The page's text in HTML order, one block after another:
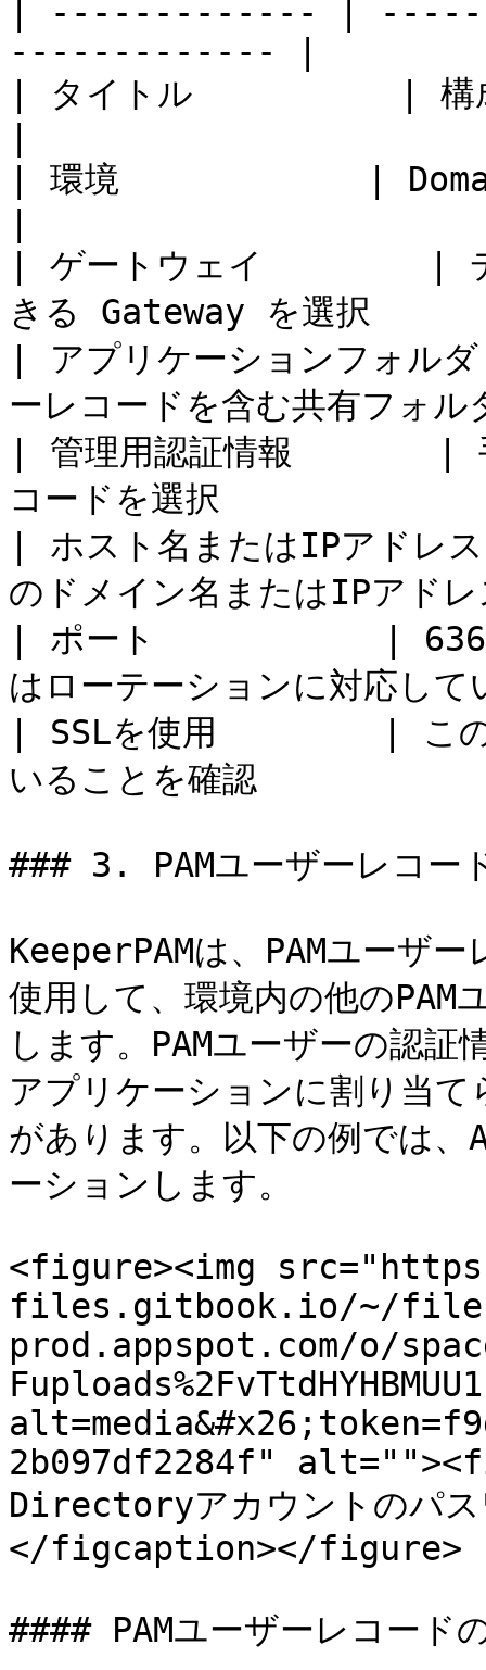
| ------------- |
------------- |
| タイトル          | 構
| 環境            |
| ゲートウェイ        | デ
きる Gateway を選
| アプリケーションフォル
ーレコードを含む共有
| 管理用認証情報       | 手
コードを選択
| ホスト名またはIPアド
のドメイン名またはIPア
| ポート           | 636
はローテーションに対応し
| SSLを使用        | この
いることを確認
### 3. PAMユーザーレコー
KeeperPAMは、PAMユーザ
使用して、環境内の他のPAM
します。PAMユーザーの認
アプリケーションに割り当
があります。以下の例では
ーションします。
<figure><img
files.gitbook.io/~/
prod.appspot.com/o/
2b097df2284f"
Directoryアカウントのパス
</figcaption></figure>
#### PAMユーザーレコード